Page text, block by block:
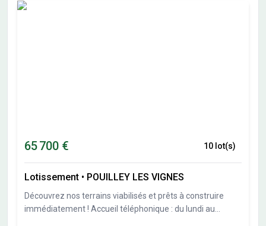
65 700 € 10 lot(s)
Lotissement • POUILLEY LES VIGNES
Découvrez nos terrains viabilisés et prêts à construire
immédiatement ! Accueil téléphonique : du lundi au